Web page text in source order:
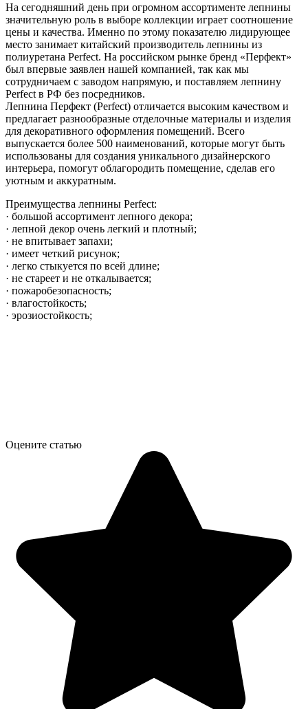
На сегодняшний день при огромном ассортименте лепнины
значительную роль в выборе коллекции играет соотношение
цены и качества. Именно по этому показателю лидирующее
место занимает китайский производитель лепнины из
полиуретана Perfect. На российском рынке бренд «Перфект»
был впервые заявлен нашей компанией, так как мы
сотрудничаем с заводом напрямую, и поставляем лепнину
Perfect в РФ без посредников.
Лепнина Перфект (Perfect) отличается высоким качеством и
предлагает разнообразные отделочные материалы и изделия
для декоративного оформления помещений. Всего
выпускается более 500 наименований, которые могут быть
использованы для создания уникального дизайнерского
интерьера, помогут облагородить помещение, сделав его
уютным и аккуратным.
Преимущества лепнины Perfect:
· большой ассортимент лепного декора;
· лепной декор очень легкий и плотный;
· не впитывает запахи;
· имеет четкий рисунок;
· легко стыкуется по всей длине;
· не стареет и не откалывается;
· пожаробезопасность;
· влагостойкость;
· эрозиостойкость;
Оцените статью